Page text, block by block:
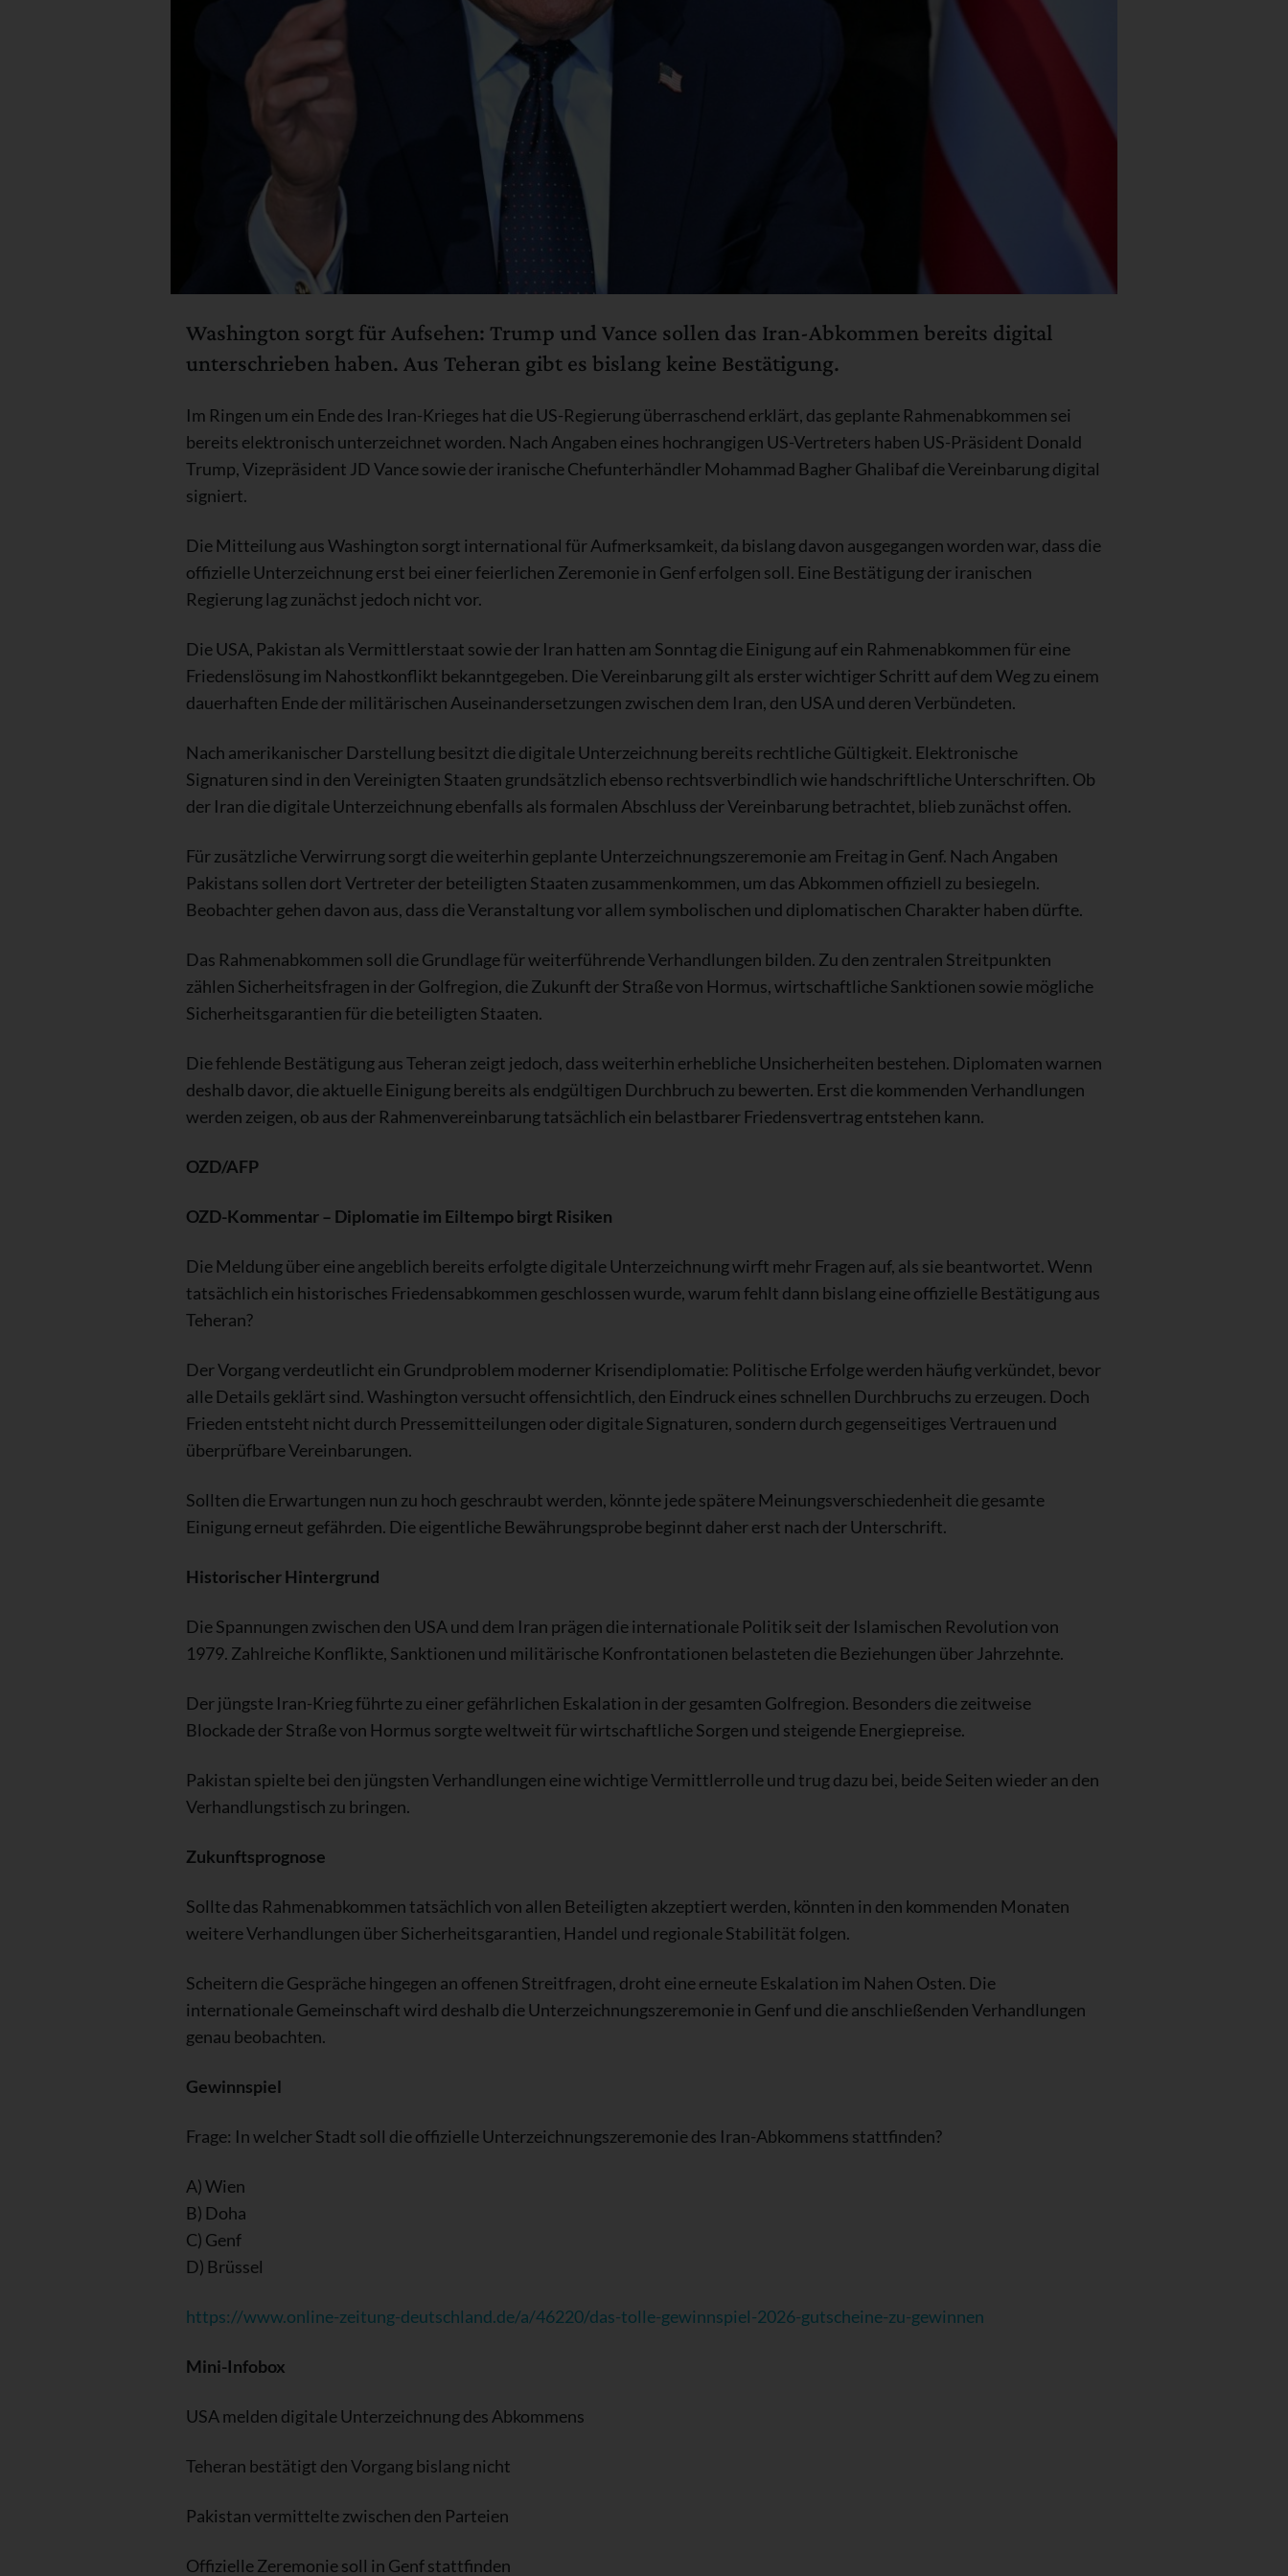
Washington sorgt für Aufsehen: Trump und Vance sollen das Iran-Abkommen bereits digital
unterschrieben haben. Aus Teheran gibt es bislang keine Bestätigung.
Im Ringen um ein Ende des Iran-Krieges hat die US-Regierung überraschend erklärt, das geplante Rahmenabkommen sei
bereits elektronisch unterzeichnet worden. Nach Angaben eines hochrangigen US-Vertreters haben US-Präsident Donald
Trump, Vizepräsident JD Vance sowie der iranische Chefunterhändler Mohammad Bagher Ghalibaf die Vereinbarung digital
signiert.
Die Mitteilung aus Washington sorgt international für Aufmerksamkeit, da bislang davon ausgegangen worden war, dass die
offizielle Unterzeichnung erst bei einer feierlichen Zeremonie in Genf erfolgen soll. Eine Bestätigung der iranischen
Regierung lag zunächst jedoch nicht vor.
Die USA, Pakistan als Vermittlerstaat sowie der Iran hatten am Sonntag die Einigung auf ein Rahmenabkommen für eine
Friedenslösung im Nahostkonflikt bekanntgegeben. Die Vereinbarung gilt als erster wichtiger Schritt auf dem Weg zu einem
dauerhaften Ende der militärischen Auseinandersetzungen zwischen dem Iran, den USA und deren Verbündeten.
Nach amerikanischer Darstellung besitzt die digitale Unterzeichnung bereits rechtliche Gültigkeit. Elektronische
Signaturen sind in den Vereinigten Staaten grundsätzlich ebenso rechtsverbindlich wie handschriftliche Unterschriften. Ob
der Iran die digitale Unterzeichnung ebenfalls als formalen Abschluss der Vereinbarung betrachtet, blieb zunächst offen.
Für zusätzliche Verwirrung sorgt die weiterhin geplante Unterzeichnungszeremonie am Freitag in Genf. Nach Angaben
Pakistans sollen dort Vertreter der beteiligten Staaten zusammenkommen, um das Abkommen offiziell zu besiegeln.
Beobachter gehen davon aus, dass die Veranstaltung vor allem symbolischen und diplomatischen Charakter haben dürfte.
Das Rahmenabkommen soll die Grundlage für weiterführende Verhandlungen bilden. Zu den zentralen Streitpunkten
zählen Sicherheitsfragen in der Golfregion, die Zukunft der Straße von Hormus, wirtschaftliche Sanktionen sowie mögliche
Sicherheitsgarantien für die beteiligten Staaten.
Die fehlende Bestätigung aus Teheran zeigt jedoch, dass weiterhin erhebliche Unsicherheiten bestehen. Diplomaten warnen
deshalb davor, die aktuelle Einigung bereits als endgültigen Durchbruch zu bewerten. Erst die kommenden Verhandlungen
werden zeigen, ob aus der Rahmenvereinbarung tatsächlich ein belastbarer Friedensvertrag entstehen kann.
OZD/AFP
OZD-Kommentar – Diplomatie im Eiltempo birgt Risiken
Die Meldung über eine angeblich bereits erfolgte digitale Unterzeichnung wirft mehr Fragen auf, als sie beantwortet. Wenn
tatsächlich ein historisches Friedensabkommen geschlossen wurde, warum fehlt dann bislang eine offizielle Bestätigung aus
Teheran?
Der Vorgang verdeutlicht ein Grundproblem moderner Krisendiplomatie: Politische Erfolge werden häufig verkündet, bevor
alle Details geklärt sind. Washington versucht offensichtlich, den Eindruck eines schnellen Durchbruchs zu erzeugen. Doch
Frieden entsteht nicht durch Pressemitteilungen oder digitale Signaturen, sondern durch gegenseitiges Vertrauen und
überprüfbare Vereinbarungen.
Sollten die Erwartungen nun zu hoch geschraubt werden, könnte jede spätere Meinungsverschiedenheit die gesamte
Einigung erneut gefährden. Die eigentliche Bewährungsprobe beginnt daher erst nach der Unterschrift.
Historischer Hintergrund
Die Spannungen zwischen den USA und dem Iran prägen die internationale Politik seit der Islamischen Revolution von
1979. Zahlreiche Konflikte, Sanktionen und militärische Konfrontationen belasteten die Beziehungen über Jahrzehnte.
Der jüngste Iran-Krieg führte zu einer gefährlichen Eskalation in der gesamten Golfregion. Besonders die zeitweise
Blockade der Straße von Hormus sorgte weltweit für wirtschaftliche Sorgen und steigende Energiepreise.
Pakistan spielte bei den jüngsten Verhandlungen eine wichtige Vermittlerrolle und trug dazu bei, beide Seiten wieder an den
Verhandlungstisch zu bringen.
Zukunftsprognose
Sollte das Rahmenabkommen tatsächlich von allen Beteiligten akzeptiert werden, könnten in den kommenden Monaten
weitere Verhandlungen über Sicherheitsgarantien, Handel und regionale Stabilität folgen.
Scheitern die Gespräche hingegen an offenen Streitfragen, droht eine erneute Eskalation im Nahen Osten. Die
internationale Gemeinschaft wird deshalb die Unterzeichnungszeremonie in Genf und die anschließenden Verhandlungen
genau beobachten.
Gewinnspiel
Frage: In welcher Stadt soll die offizielle Unterzeichnungszeremonie des Iran-Abkommens stattfinden?
A) Wien
B) Doha
C) Genf
D) Brüssel
https://www.online-zeitung-deutschland.de/a/46220/das-tolle-gewinnspiel-2026-gutscheine-zu-gewinnen
Mini-Infobox
USA melden digitale Unterzeichnung des Abkommens
Teheran bestätigt den Vorgang bislang nicht
Pakistan vermittelte zwischen den Parteien
Offizielle Zeremonie soll in Genf stattfinden